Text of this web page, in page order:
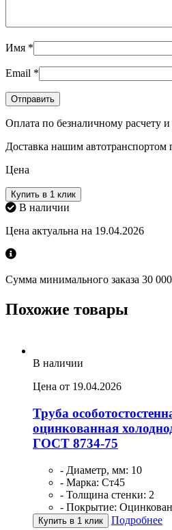
Имя *
Email *
Оплата по безналичному расчету
Доставка нашим
Цена
Купить в 1 клик
В наличии
Цена актуальна на 19.04.2026
Сумма минимального заказа 30
Похожие товары
В наличии
Цена от 19.04.2026
Труба
оцинкованная
ГОСТ 8734-75
- Диаметр, мм: 10
- Марка: Ст45
- Толщина стенки: 2
- Покрытие:
Купить в 1 клик Подробнее